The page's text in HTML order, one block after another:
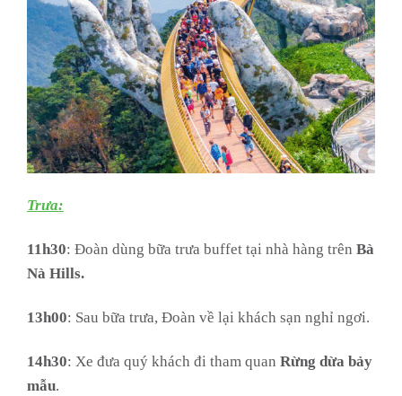
Trưa:
11h30: Đoàn dùng bữa trưa buffet tại nhà hàng trên Bà
Nà Hills.
13h00: Sau bữa trưa, Đoàn về lại khách sạn nghỉ ngơi.
14h30: Xe đưa quý khách đi tham quan Rừng dừa bảy
mẫu.